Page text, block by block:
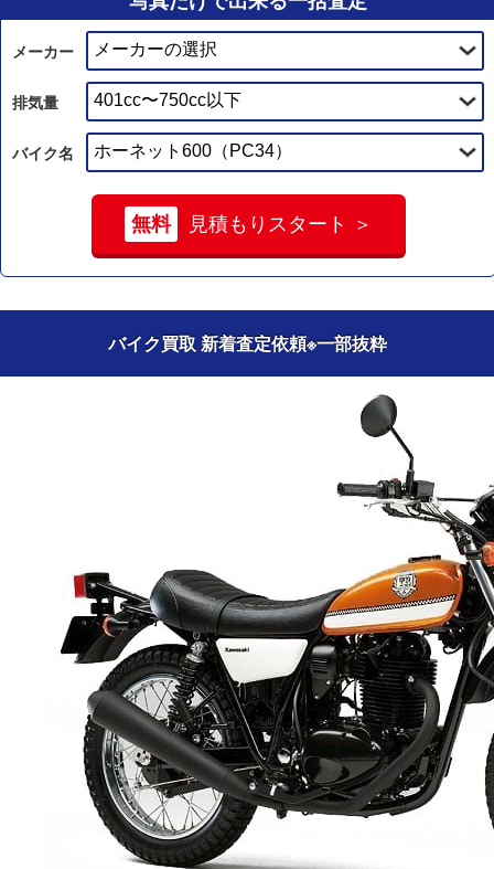
メーカー
排気量
バイク名
無料 見積もりスタート ＞
バイク買取 新着査定依頼※一部抜粋